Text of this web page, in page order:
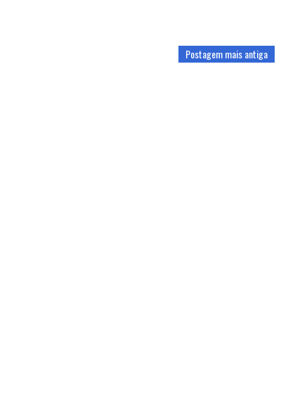
Postagem mais antiga